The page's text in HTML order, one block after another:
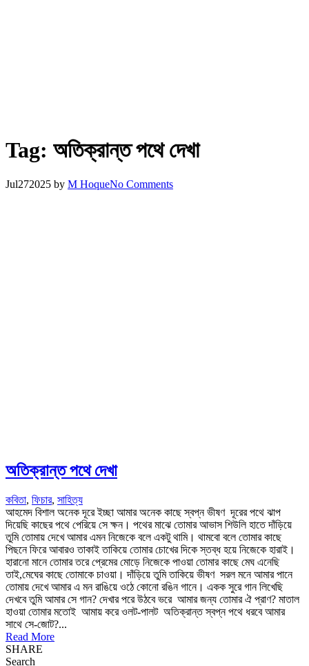
Tag: অতিক্রান্ত পথে দেখা
Jul272025 by M HoqueNo Comments
অতিক্রান্ত পথে দেখা
কবিতা, ফিচার, সাহিত্য
আহমেদ বিশাল অনেক দূরে ইচ্ছা আমার অনেক কাছে স্বপ্ন ভীষণ দূরের পথে ঝাপ
দিয়েছি কাছের পথে পেরিয়ে সে ক্ষন। পথের মাঝে তোমার আভাস শিউলি হাতে দাঁড়িয়ে
তুমি তোমায় দেখে আমার এমন নিজেকে বলে একটু থামি। থামবো বলে তোমার কাছে
পিছনে ফিরে আবারও তাকাই তাকিয়ে তোমার চোখের দিকে স্তব্ধ হয়ে নিজেকে হারাই।
হারানো মানে তোমার তরে প্রেমের মোড়ে নিজেকে পাওয়া তোমার কাছে মেঘ এনেছি
তাই,মেঘের কাছে তোমাকে চাওয়া। দাঁড়িয়ে তুমি তাকিয়ে ভীষণ সরল মনে আমার পানে
তোমায় দেখে আমার এ মন রাঙিয়ে ওঠে কোনো রঙিন গানে। একক সুরে গান লিখেছি
দেখবে তুমি আমার সে গান? দেখার পরে উঠবে ভরে আমার জন্য তোমার ঐ প্রাণ? মাতাল
হাওয়া তোমার মতোই আমায় করে ওলট-পালট অতিক্রান্ত স্বপ্ন পথে ধরবে আমার
সাথে সে-জোট?...
Read More
SHARE
Search